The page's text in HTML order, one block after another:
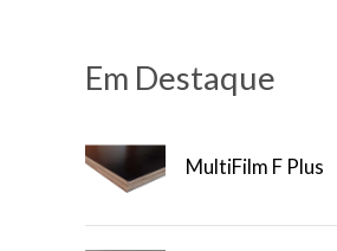
Em Destaque
MultiFilm F Plus